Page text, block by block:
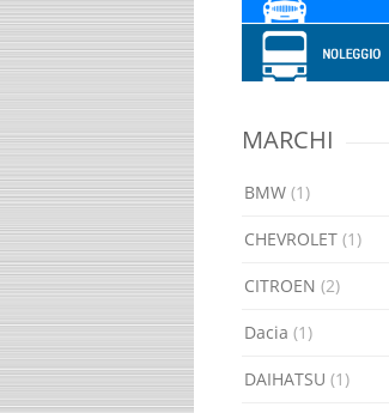
MARCHI
BMW (1)
CHEVROLET (1)
CITROEN (2)
Dacia (1)
DAIHATSU (1)